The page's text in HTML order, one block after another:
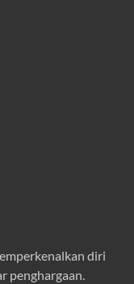
diri
penghargaan.